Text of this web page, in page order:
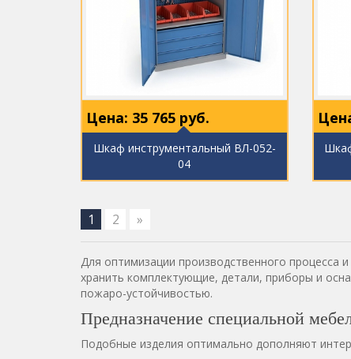
Цена: 35 765 руб.
Шкаф инструментальный ВЛ-052-
04
1 2 »
Для оптимизации производственного процесса
хранить комплектующие, детали, приборы и
пожаро-устойчивостью.
Предназначение специальной
Подобные изделия оптимально дополняют